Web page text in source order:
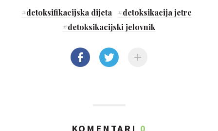
#detoksifikacijska dijeta #detoksikacija jetre
#detoksikacijski jelovnik
KOMENTARI 0